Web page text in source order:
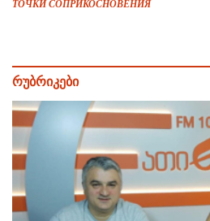
ТОЧКИ СОПРИКОСНОВЕНИЯ
რუბრიკები